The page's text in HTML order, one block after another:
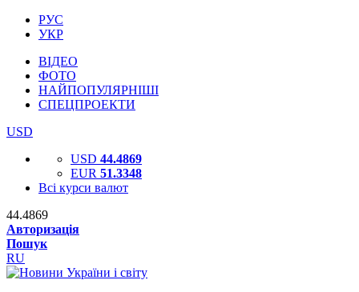
РУС
УКР
ВІДЕО
ФОТО
НАЙПОПУЛЯРНІШІ
СПЕЦПРОЕКТИ
USD
USD 44.4869
EUR 51.3348
Всі курси валют
44.4869
Авторизація
Пошук
RU